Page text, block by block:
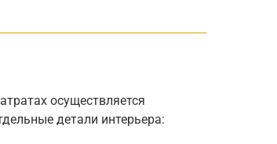
осуществляется
детали интерьера: